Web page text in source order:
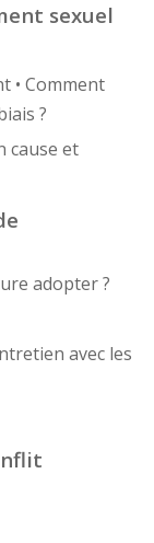
sexuel
• Comment
?
cause et
adopter ?
avec les